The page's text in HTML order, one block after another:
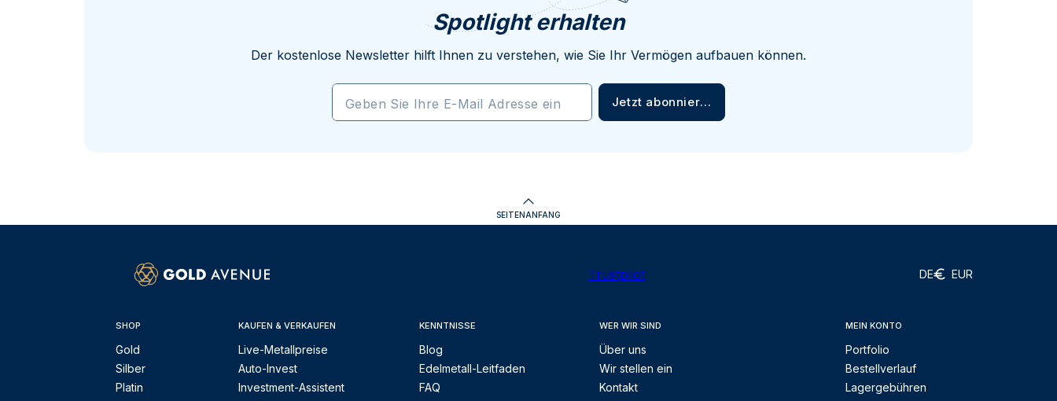
Spotlight erhalten
Der kostenlose Newsletter hilft Ihnen zu verstehen, wie Sie Ihr Vermögen aufbauen können.
Geben Sie Ihre E-Mail Adresse ein Jetzt abonnieren
SEITENANFANG
Trustpilot DE EUR
SHOP
Gold
Silber
Platin
KAUFEN & VERKAUFEN
Live-Metallpreise
Auto-Invest
Investment-Assistent
KENNTNISSE
Blog
Edelmetall-Leitfaden
FAQ
WER WIR SIND
Über uns
Wir stellen ein
Kontakt
MEIN KONTO
Portfolio
Bestellverlauf
Lagergebühren